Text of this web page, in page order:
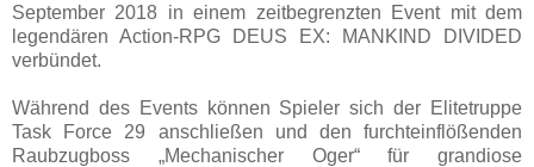
September 2018 in einem zeitbegrenzten Event mit dem
legendären Action-RPG DEUS EX: MANKIND DIVIDED
verbündet.
Während des Events können Spieler sich der Elitetruppe
Task Force 29 anschließen und den furchteinflößenden
Raubzugboss „Mechanischer Oger“ für grandiose